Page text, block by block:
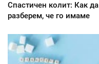
Спастичен колит: Как да
разберем, че го имаме